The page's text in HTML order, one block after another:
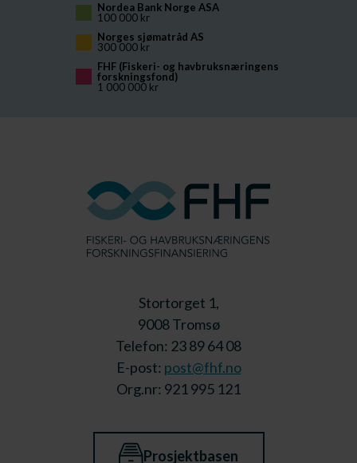
Nordea Bank Norge ASA
100 000 kr
Norges sjømatråd AS
300 000 kr
FHF (Fiskeri- og havbruksnæringens
forskningsfond)
1 000 000 kr
Stortorget 1,
9008 Tromsø
Telefon: 23 89 64 08
E-post: post@fhf.no
Org.nr: 921 995 121
Prosjektbasen